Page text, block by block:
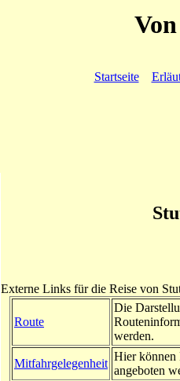
Startseite
Externe Links für die Reise von
Route
Die
werden.
Mitfahrgelegenheit
Hier können
angeboten